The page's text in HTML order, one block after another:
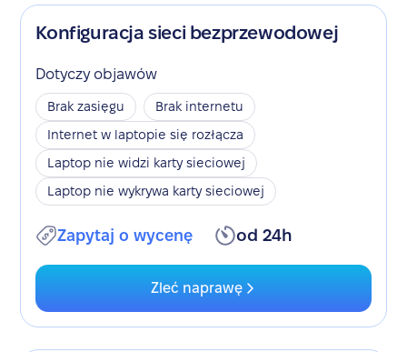
Konfiguracja sieci bezprzewodowej
Dotyczy objawów
Brak zasięgu
Brak internetu
Internet w laptopie się rozłącza
Laptop nie widzi karty sieciowej
Laptop nie wykrywa karty sieciowej
Zapytaj o wycenę od 24h
Zleć naprawę